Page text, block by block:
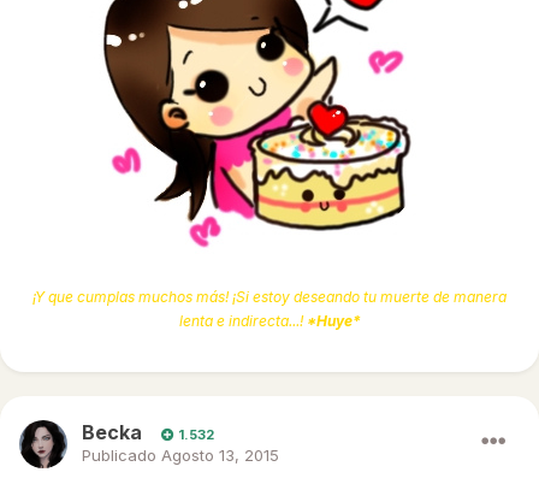
¡Y que cumplas muchos más! ¡Si estoy deseando tu muerte de manera
lenta e indirecta...! *Huye*
Becka 1.532
Publicado Agosto 13, 2015